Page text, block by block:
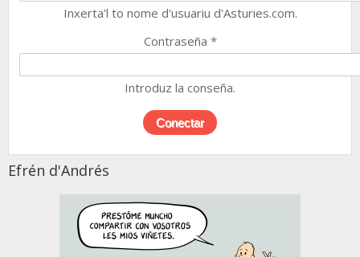
Inxerta'l to nome d'usuariu d'Asturies.com.
Contraseña *
Introduz la conseña.
Efrén d'Andrés